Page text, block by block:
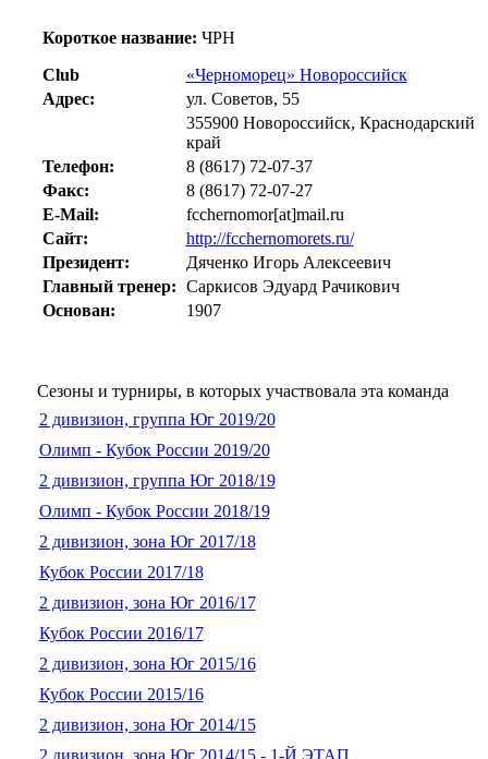
Короткое название: ЧРН
Club
«Черноморец» Новороссийск
Адрес:
ул. Советов, 55
355900 Новороссийск, Краснодарский
край
Телефон:
8 (8617) 72-07-37
Факс:
8 (8617) 72-07-27
E-Mail:
fcchernomor[at]mail.ru
Сайт:
http://fcchernomorets.ru/
Президент:
Дяченко Игорь Алексеевич
Главный тренер: Саркисов Эдуард Рачикович
Основан:
1907
Сезоны и турниры, в которых участвовала эта команда
2 дивизион, группа Юг 2019/20
Олимп - Кубок России 2019/20
2 дивизион, группа Юг 2018/19
Олимп - Кубок России 2018/19
2 дивизион, зона Юг 2017/18
Кубок России 2017/18
2 дивизион, зона Юг 2016/17
Кубок России 2016/17
2 дивизион, зона Юг 2015/16
Кубок России 2015/16
2 дивизион, зона Юг 2014/15
2 дивизион, зона Юг 2014/15 - 1-Й ЭТАП